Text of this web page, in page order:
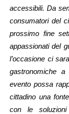
accessibili. Da
consumatori del
prossimo fine
appassionati del
l’occasione ci
gastronomiche
evento possa
cittadino una
con le